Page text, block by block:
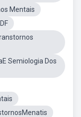
Mentais
Semiologia Dos